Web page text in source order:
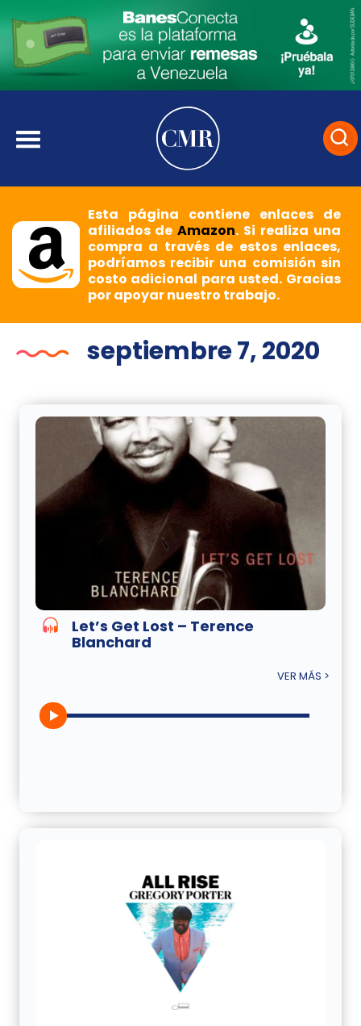
Esta página contiene enlaces de
afiliados deAmazon. Si realiza una
compra a través de estos enlaces,
podríamos recibir una comisión sin
costo adicional para usted. Gracias
por apoyar nuestro trabajo.
septiembre 7, 2020
Let’s Get Lost – Terence
Blanchard
VER MÁS >